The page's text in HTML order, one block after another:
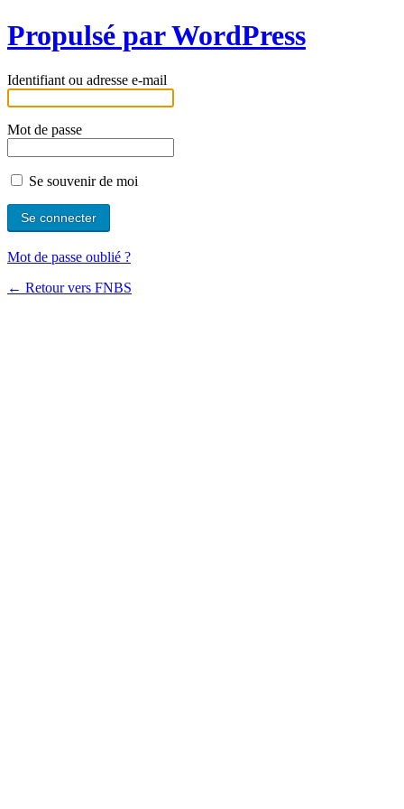
Propulsé par WordPress
Identifiant ou adresse e-mail
Mot de passe
Se souvenir de moi
Mot de passe oublié ?
← Retour vers FNBS